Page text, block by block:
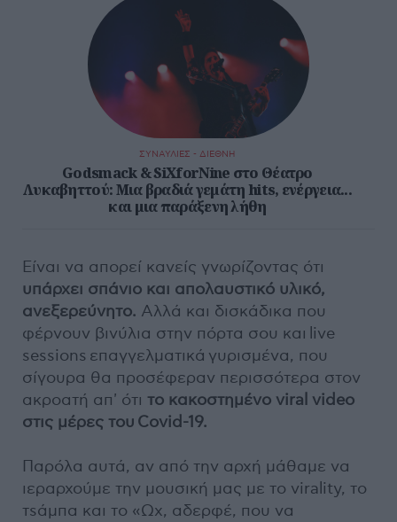
ΣΥΝΑΥΛΙΕΣ - ΔΙΕΘΝΗ
Godsmack & SiXforNine στο Θέατρο
Λυκαβηττού: Μια βραδιά γεμάτη hits, ενέργεια...
και μια παράξενη λήθη
Είναι να απορεί κανείς γνωρίζοντας ότι
υπάρχει σπάνιο και απολαυστικό υλικό,
ανεξερεύνητο. Αλλά και δισκάδικα που
φέρνουν βινύλια στην πόρτα σου και live
sessions επαγγελματικά γυρισμένα, που
σίγουρα θα προσέφεραν περισσότερα στον
ακροατή απ' ότι το κακοστημένο viral video
στις μέρες του Covid-19.
Παρόλα αυτά, αν από την αρχή μάθαμε να
ιεραρχούμε την μουσική μας με το virality, το
τsάμπα και το «Ωχ, αδερφέ, που να